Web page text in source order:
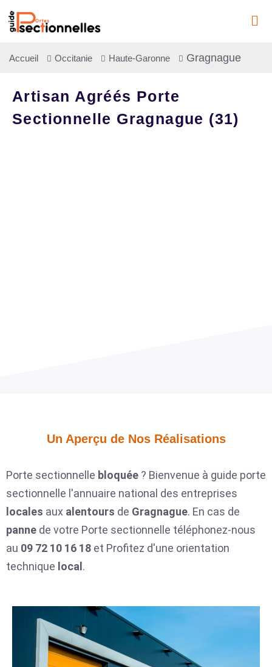
Accueil Occitanie Haute-Garonne Gragnague
Artisan Agréés Porte
Sectionnelle Gragnague (31)
Un Aperçu de Nos Réalisations​
Porte sectionnelle bloquée ? Bienvenue à guide porte
sectionnelle l'annuaire national des entreprises
locales aux alentours de Gragnague. En cas de
panne de votre Porte sectionnelle téléphonez-nous
au 09 72 10 16 18 et Profitez d'une orientation
technique local .